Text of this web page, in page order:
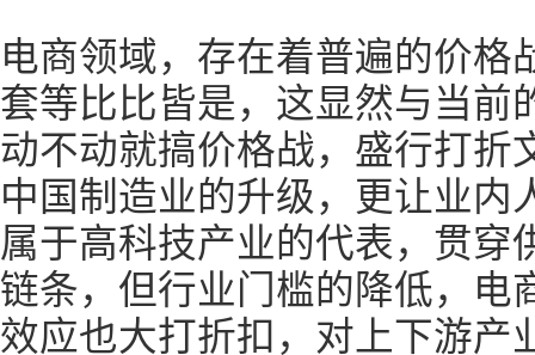
电商领域，存在着普遍的价格
套等比比皆是，这显然与当前
动不动就搞价格战，盛行打折
中国制造业的升级，更让业内
属于高科技产业的代表，贯穿
链条，但行业门槛的降低，电
效应也大打折扣，对上下游产